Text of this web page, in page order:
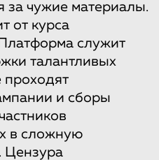
за чужие материалы.
от курса
служит
талантливых
проходят
и сборы
в сложную
Цензура